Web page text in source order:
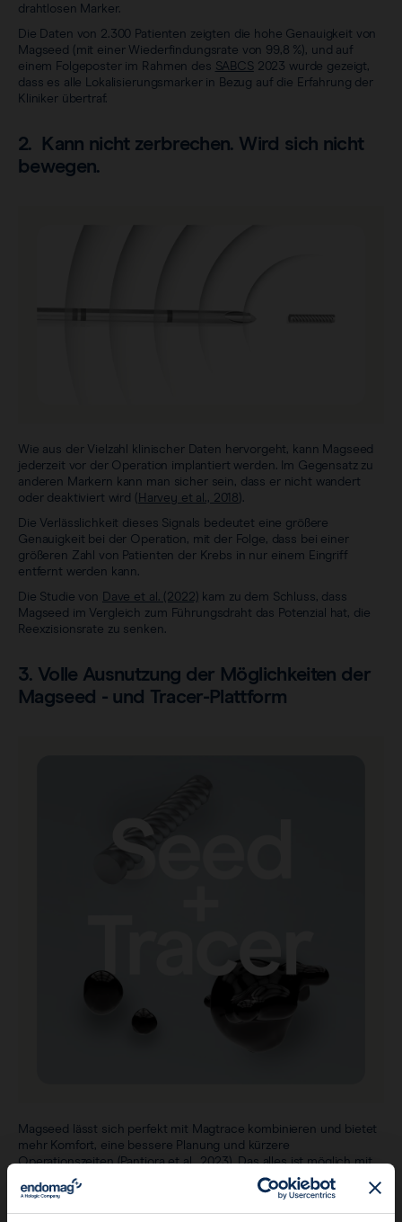
drahtlosen Marker.
Die Daten von 2.300 Patienten zeigten die hohe Genauigkeit von
Magseed (mit einer Wiederfindungsrate von 99,8 %), und auf
einem Folgeposter im Rahmen des SABCS2023 wurde gezeigt,
dass es alle Lokalisierungsmarker in Bezug auf die Erfahrung der
Kliniker übertraf.
2. Kann nicht zerbrechen. Wird sich nicht
bewegen.
Wie aus der Vielzahl klinischer Daten hervorgeht, kann Magseed
jederzeit vor der Operation implantiert werden. Im Gegensatz zu
anderen Markern kann man sicher sein, dass er nicht wandert
oder deaktiviert wird (
Harvey et al., 2018).
Die Verlässlichkeit dieses Signals bedeutet eine größere
Genauigkeit bei der Operation, mit der Folge, dass bei einer
größeren Zahl von Patienten der Krebs in nur einem Eingriff
entfernt werden kann.
Die Studie von Dave et al. (2022) kam zu dem Schluss, dass
Magseed im Vergleich zum Führungsdraht das Potenzial hat, die
Reexzisionsrate zu senken.
3. Volle Ausnutzung der Möglichkeiten der
Magseed - und Tracer-Plattform
Magseed lässt sich perfekt mit Magtrace kombinieren und bietet
mehr Komfort, eine bessere Planung und kürzere
Operationszeiten (Pantiora et al., 2023). Das alles ist möglich mit
nur einer Sentimag-Plattform und nur einer Sonde.
MagTotal-Studie